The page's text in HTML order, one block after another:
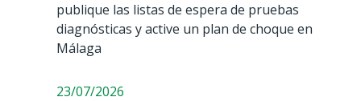
publique las listas de espera de pruebas
diagnósticas y active un plan de choque en
Málaga
23/07/2026